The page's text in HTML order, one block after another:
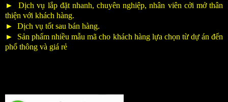
►
Dịch vụ lắp đặt nhanh, chuyên nghiệp, nhân viên cởi mở thân
thiện với khách hàng.
►
Dịch vụ tốt sau bán hàng.
►
Sản phẩm nhiều mẫu mã cho khách hàng lựa chọn từ dự án đến
phổ thông và giá rẻ